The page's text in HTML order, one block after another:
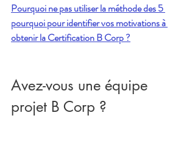
Pourquoi ne pas utiliser la méthode des 5
pourquoi pour identifier vos motivations à
obtenir la Certification B Corp ?
Avez-vous une équipe
projet B Corp ?